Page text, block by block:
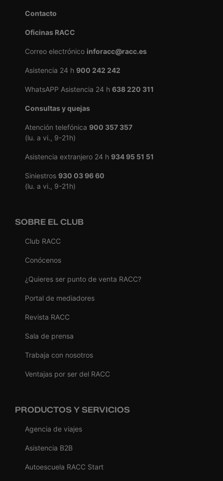
Contacto
Oficinas RACC
Correo electrónico inforacc@racc.es
Asistencia 24 h 900 242 242
WhatsAPP Asistencia 24 h 638 220 311
Consultas y quejas
Atención telefónica 900 357 357
(lu. a vi., 9-21h)
Asistencia extranjero 24 h 934 95 51 51
Siniestros 930 03 96 60
(lu. a vi., 9-21h)
SOBRE EL CLUB
Club RACC
Conócenos
¿Quieres ser punto de venta RACC?
Portal de mediadores
Revista RACC
Sala de prensa
Trabaja con nosotros
Ventajas por ser del RACC
PRODUCTOS Y SERVICIOS
Agencia de viajes
Asistencia B2B
Autoescuela RACC Start